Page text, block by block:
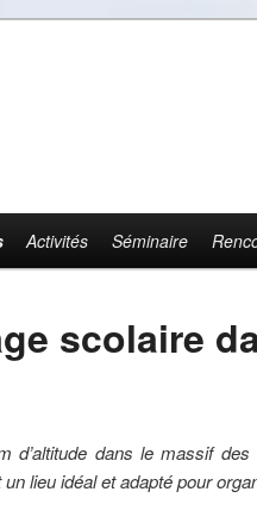
Activités Séminaire
scolaire
d’altitude dans le massif
lieu idéal et adapté pour